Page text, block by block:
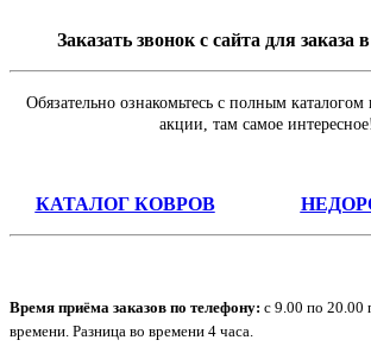
Заказать звонок с сайта для заказа
Обязательно ознакомьтесь с полным
акции, там самое интересное!
КАТАЛОГ КОВРОВ
Время приёма заказов по телефону: с 9.00 по 20.00
времени. Разница во времени 4 часа.